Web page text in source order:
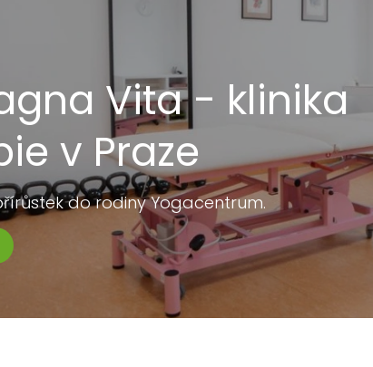
Vita - klinika
v Praze
do rodiny Yogacentrum.